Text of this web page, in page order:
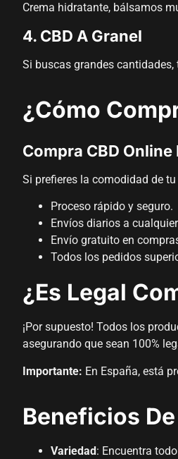
Crema hidratante, bálsamos
4. CBD A Granel
Si buscas grandes
¿Cómo
Compra CBD
Si prefieres la comodidad de
Proceso rápido y seguro.
Envíos diarios a
Envío gratuito en
Todos los pedidos
¿Es Legal
¡Por supuesto! Todos los
asegurando que sean 100%
Importante: En España, está
Beneficios
Variedad: Encuentra